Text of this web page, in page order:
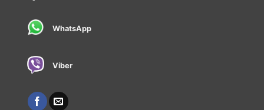
WhatsApp
Viber